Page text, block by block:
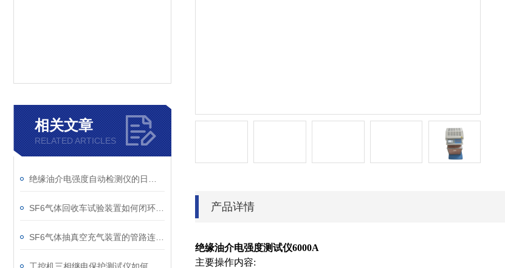
相关文章
RELATED ARTICLES
产品详情
绝缘油介电强度测试仪6000A
主要操作内容: